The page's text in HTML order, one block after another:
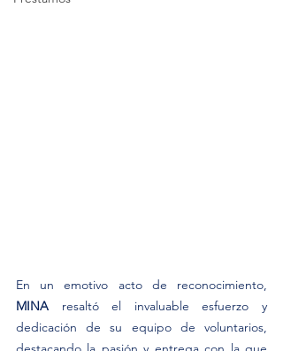
MINA resaltó el invaluable esfuerzo y
dedicación de su equipo de voluntarios,